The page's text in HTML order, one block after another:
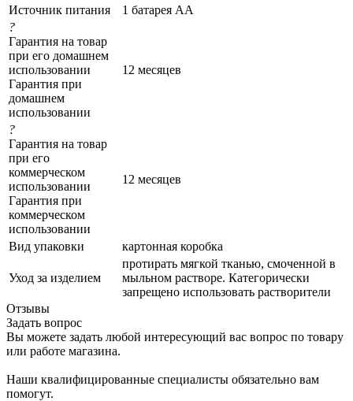
Источник питания
1 батарея АА
?
Гарантия на товар
при его домашнем
использовании
Гарантия при
домашнем
использовании
12 месяцев
?
Гарантия на товар
при его
коммерческом
использовании
Гарантия при
коммерческом
использовании
12 месяцев
Вид упаковки картонная коробка
Уход за изделием
протирать мягкой тканью, смоченной в
мыльном растворе. Категорически
запрещено использовать растворители
Отзывы
Задать вопрос
Вы можете задать любой интересующий вас вопрос по товару
или работе магазина.
Наши квалифицированные специалисты обязательно вам
помогут.